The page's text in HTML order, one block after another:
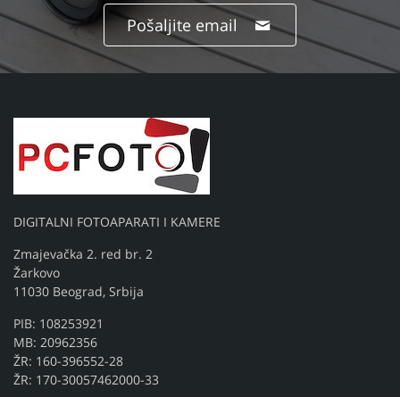
Pošaljite email
DIGITALNI FOTOAPARATI I KAMERE
Zmajevačka 2. red br. 2
Žarkovo
11030 Beograd, Srbija
PIB: 108253921
MB: 20962356
ŽR: 160-396552-28
ŽR: 170-30057462000-33